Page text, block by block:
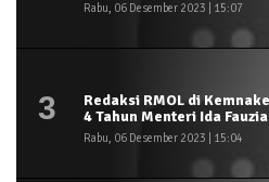
Rabu, 06 Desember 2023 | 15:07
3
Redaksi RMOL di
4 Tahun Menteri Ida
Rabu, 06 Desember 2023 | 15:04